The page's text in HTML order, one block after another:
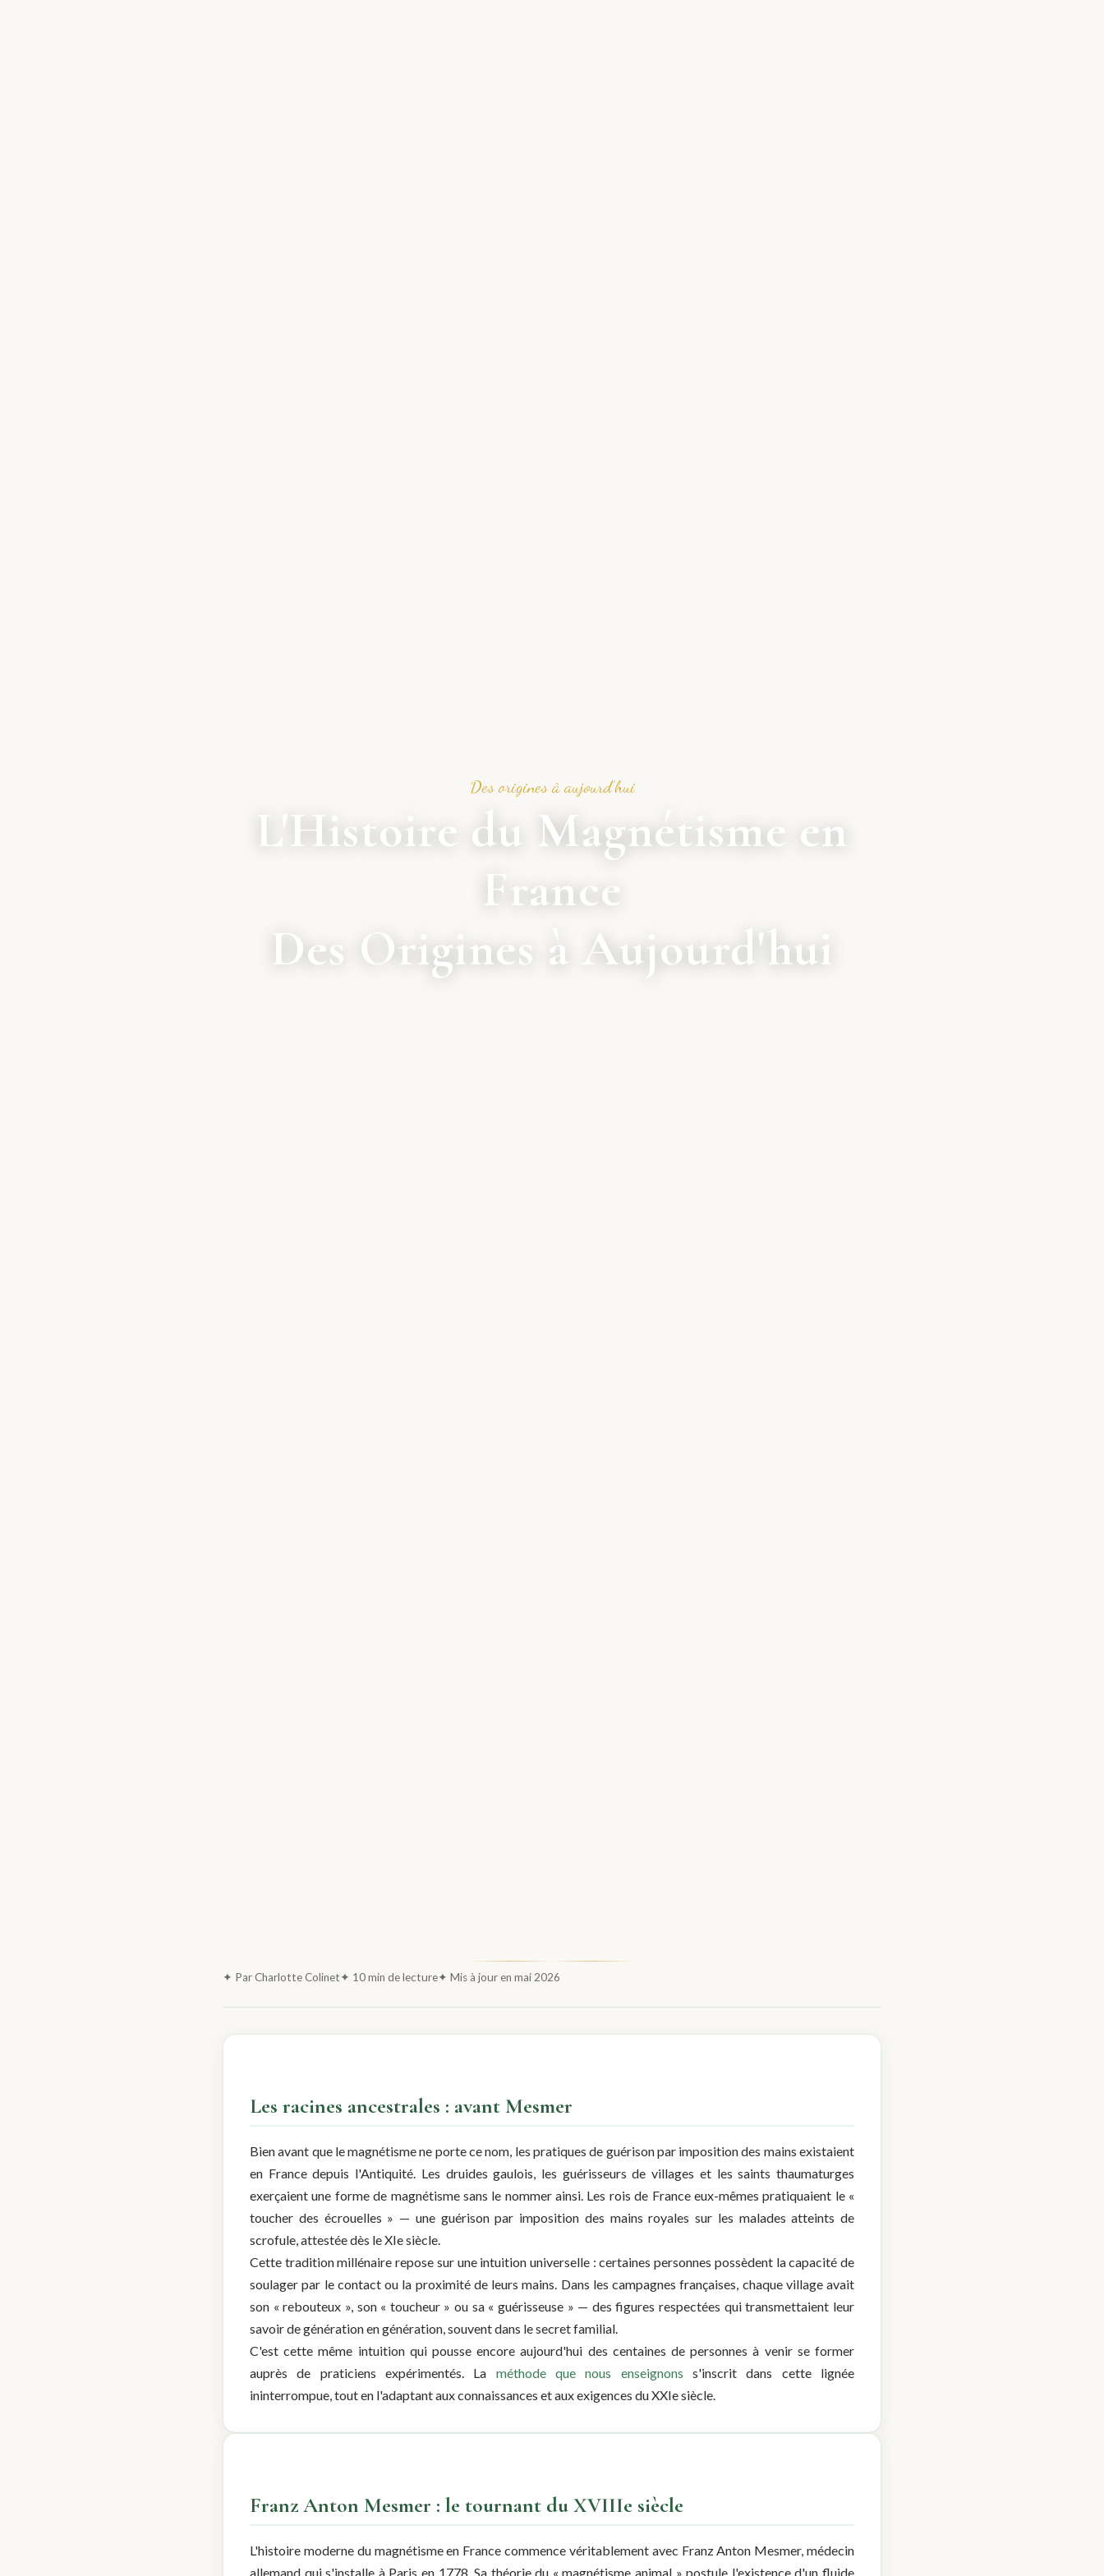
Des origines à aujourd’hui
L'Histoire du Magnétisme en
France
Des Origines à Aujourd'hui
✦ Par Charlotte Colinet✦ 10 min de lecture✦ Mis à jour en mai 2026
Les racines ancestrales : avant Mesmer
Bien avant que le magnétisme ne porte ce nom, les pratiques de guérison par imposition des mains existaient
en France depuis l'Antiquité. Les druides gaulois, les guérisseurs de villages et les saints thaumaturges
exerçaient une forme de magnétisme sans le nommer ainsi. Les rois de France eux-mêmes pratiquaient le «
toucher des écrouelles » — une guérison par imposition des mains royales sur les malades atteints de
scrofule, attestée dès le XIe siècle.
Cette tradition millénaire repose sur une intuition universelle : certaines personnes possèdent la capacité de
soulager par le contact ou la proximité de leurs mains. Dans les campagnes françaises, chaque village avait
son « rebouteux », son « toucheur » ou sa « guérisseuse » — des figures respectées qui transmettaient leur
savoir de génération en génération, souvent dans le secret familial.
C'est cette même intuition qui pousse encore aujourd'hui des centaines de personnes à venir se former
auprès de praticiens expérimentés. La méthode que nous enseignons s'inscrit dans cette lignée
ininterrompue, tout en l'adaptant aux connaissances et aux exigences du XXIe siècle.
Franz Anton Mesmer : le tournant du XVIIIe siècle
L'histoire moderne du magnétisme en France commence véritablement avec Franz Anton Mesmer, médecin
allemand qui s'installe à Paris en 1778. Sa théorie du « magnétisme animal » postule l'existence d'un fluide